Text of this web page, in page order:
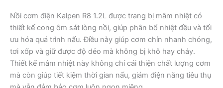
Nồi cơm điện Kalpen R8 1.2L được trang bị mâm nhiệt có
thiết kế cong ôm sát lòng nồi, giúp phân bổ nhiệt đều và tối
ưu hóa quá trình nấu. Điều này giúp cơm chín nhanh chóng,
tơi xốp và giữ được độ dẻo mà không bị khô hay cháy.
Thiết kế mâm nhiệt này không chỉ cải thiện chất lượng cơm
mà còn giúp tiết kiệm thời gian nấu, giảm điện năng tiêu thụ